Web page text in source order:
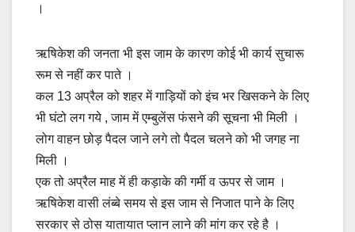
।
ऋषिकेश की जनता भी इस जाम के कारण कोई भी कार्य सुचारू
रूम से नहीं कर पाते ।
कल 13 अप्रैल को शहर में गाड़ियों को इंच भर खिसकने के लिए
भी घंटो लग गये , जाम में एम्बुलेंस फंसने की सूचना भी मिली ।
लोग वाहन छोड़ पैदल जाने लगे तो पैदल चलने को भी जगह ना
मिली ।
एक तो अप्रैल माह में ही कड़ाके की गर्मी व ऊपर से जाम ।
ऋषिकेश वासी लंब्बे समय से इस जाम से निजात पाने के लिए
सरकार से ठोस यातायात प्लान लाने की मांग कर रहे है ।